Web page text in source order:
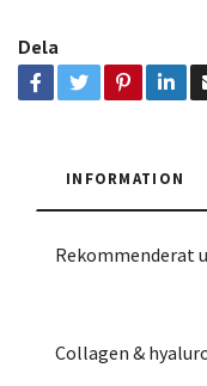
Dela
INFORMATION
Rekommenderat
Collagen &